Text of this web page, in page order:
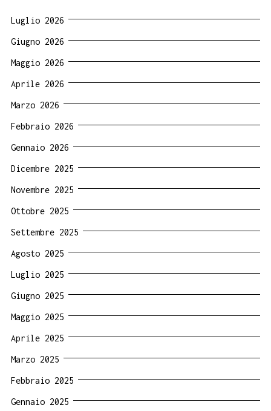
Luglio 2026
Giugno 2026
Maggio 2026
Aprile 2026
Marzo 2026
Febbraio 2026
Gennaio 2026
Dicembre 2025
Novembre 2025
Ottobre 2025
Settembre 2025
Agosto 2025
Luglio 2025
Giugno 2025
Maggio 2025
Aprile 2025
Marzo 2025
Febbraio 2025
Gennaio 2025